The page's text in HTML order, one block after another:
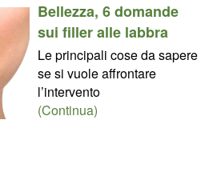
Bellezza, 6 domande
sui filler alle labbra
Le principali cose da sapere
se si vuole affrontare
l’intervento
(Continua)